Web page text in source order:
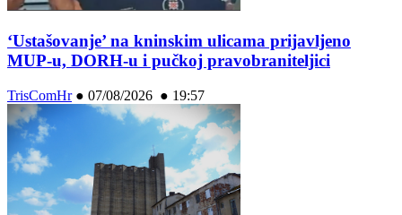
‘Ustašovanje’ na kninskim ulicama prijavljeno
MUP-u, DORH-u i pučkoj pravobraniteljici
TrisComHr● 07/08/2026 ● 19:57